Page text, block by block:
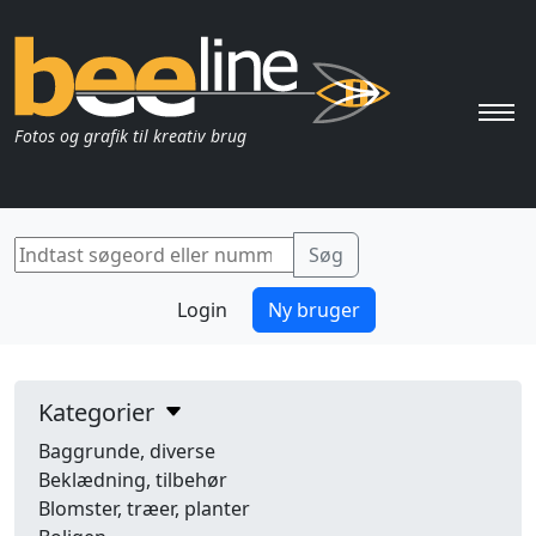
Fotos og grafik til kreativ brug
Login Ny bruger
Kategorier
Baggrunde, diverse
Beklædning, tilbehør
Blomster, træer, planter